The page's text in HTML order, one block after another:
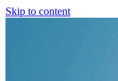
Skip to content